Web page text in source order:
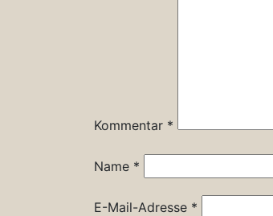
Kommentar *
Name *
E-Mail-Adresse *